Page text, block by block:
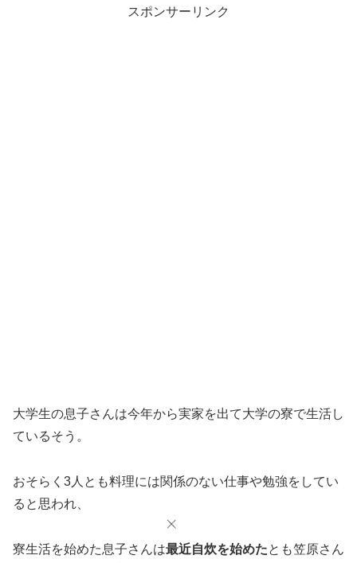
スポンサーリンク
大学生の息子さんは今年から実家を出て大学の寮で生活し
ているそう。
おそらく3人とも料理には関係のない仕事や勉強をしてい
ると思われ、
寮生活を始めた息子さんは最近自炊を始めたとも笠原さん